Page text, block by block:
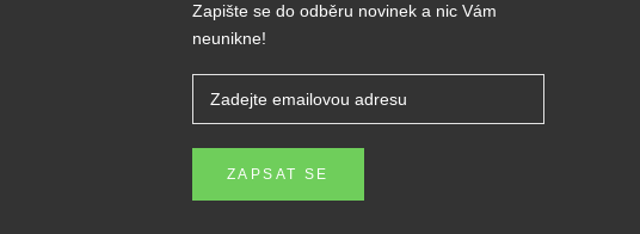
Zapište se do odběru novinek a nic Vám
neunikne!
ZAPSAT SE